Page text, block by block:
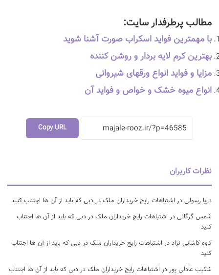
مطالب پرطرفدار سایت:
با مهمترین فواید اسکراب صورت آشنا شوید
بهترین کرم لایه بردار و روشن کننده
مزایا و فواید انواع ورقهای شیروانی
انواع میوه خشک و خواص و فواید آن
Copy URL
نظرات کاربران
دریا رسولی در اشتباهات رایج خریداران ملک در دبی که باید از آن ها اجتناب کنید
شمس گرگانی در اشتباهات رایج خریداران ملک در دبی که باید از آن ها اجتناب
کنید
کاوه کاشانی نژاد در اشتباهات رایج خریداران ملک در دبی که باید از آن ها اجتناب
کنید
شکیب عادلی پور در اشتباهات رایج خریداران ملک در دبی که باید از آن ها اجتناب